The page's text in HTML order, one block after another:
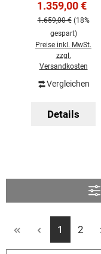
80 mm Stark
1.359,00 €
1.659,00 € (18%
gespart)
Preise inkl. MwSt.
zzgl.
Versandkosten
Vergleichen
Details
Seite
1 Seite
2